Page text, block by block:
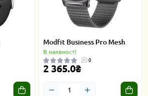
Modfit Business Pro Mesh
В наявності
0
2 365.0₴